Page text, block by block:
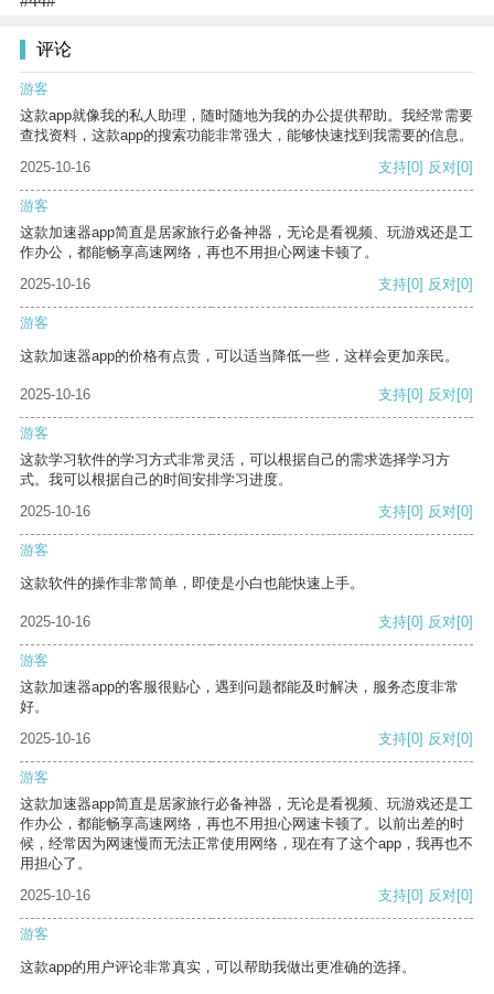
评论
游客
这款app就像我的私人助理，随时随地为我的办公提供帮助。我经常需要
查找资料，这款app的搜索功能非常强大，能够快速找到我需要的信息。
2025-10-16
支持[0] 反对[0]
游客
这款加速器app简直是居家旅行必备神器，无论是看视频、玩游戏还是工
作办公，都能畅享高速网络，再也不用担心网速卡顿了。
2025-10-16
支持[0] 反对[0]
游客
这款加速器app的价格有点贵，可以适当降低一些，这样会更加亲民。
2025-10-16 支持[0] 反对[0]
游客
这款学习软件的学习方式非常灵活，可以根据自己的需求选择学习方
式。我可以根据自己的时间安排学习进度。
2025-10-16
支持[0] 反对[0]
游客
这款软件的操作非常简单，即使是小白也能快速上手。
2025-10-16 支持[0] 反对[0]
游客
这款加速器app的客服很贴心，遇到问题都能及时解决，服务态度非常
好。
2025-10-16
支持[0] 反对[0]
游客
这款加速器app简直是居家旅行必备神器，无论是看视频、玩游戏还是工
作办公，都能畅享高速网络，再也不用担心网速卡顿了。以前出差的时
候，经常因为网速慢而无法正常使用网络，现在有了这个app，我再也不
用担心了。
2025-10-16
支持[0] 反对[0]
游客
这款app的用户评论非常真实，可以帮助我做出更准确的选择。